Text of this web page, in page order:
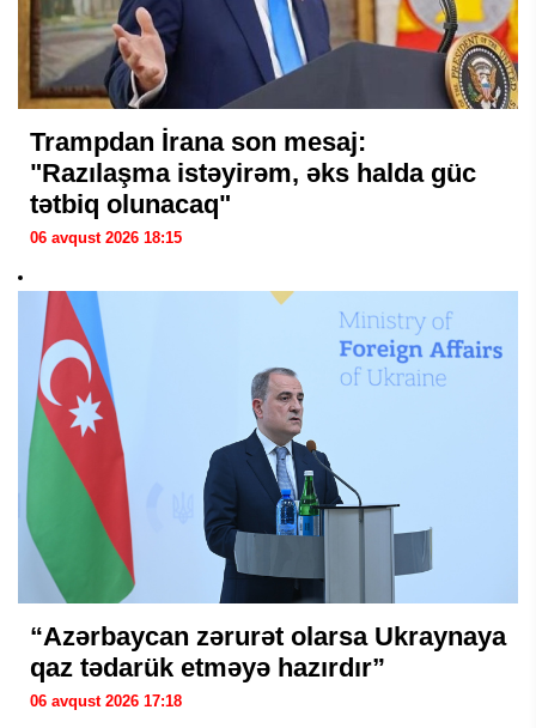
Trampdan İrana son mesaj:
"Razılaşma istəyirəm, əks halda güc
tətbiq olunacaq"
06 avqust 2026 18:15
“Azərbaycan zərurət olarsa Ukraynaya
qaz tədarük etməyə hazırdır”
06 avqust 2026 17:18